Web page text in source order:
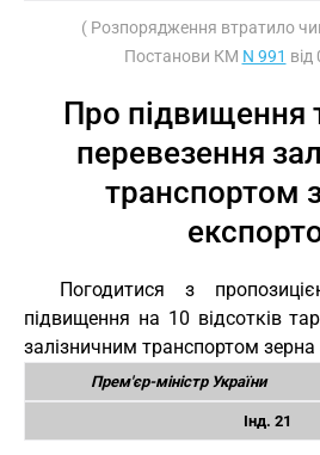
( Розпорядження втратило
Постанови КМ N 991
Про підвищення
перевезення
транспортом
Погодитися з
підвищення на 10 відсотків
залізничним транспортом
Прем'єр-міністр України
Інд. 21